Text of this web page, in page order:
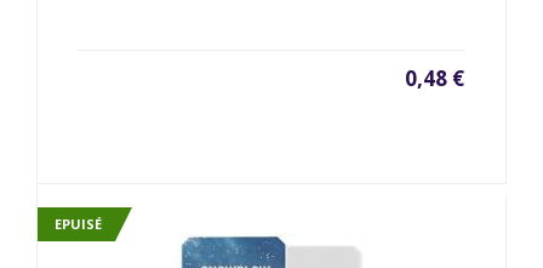
0,48 €
EPUISÉ